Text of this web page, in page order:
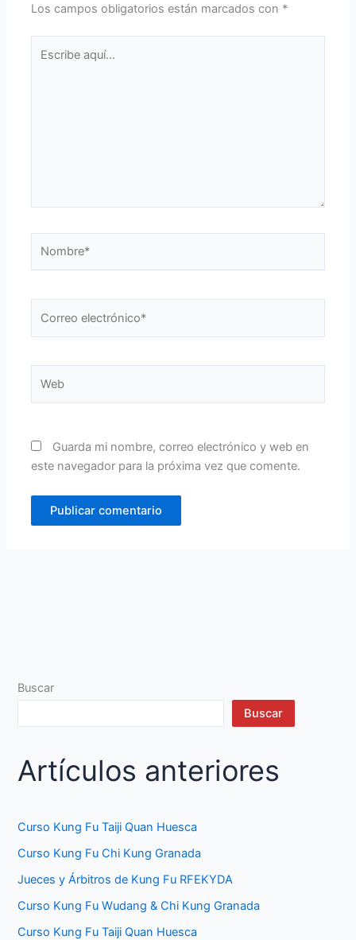
Los campos obligatorios están marcados con *
aquí...
electrónico*
Guarda mi nombre, correo electrónico y web en
este navegador para la próxima vez que comente.
Buscar
Buscar
Artículos anteriores
Curso Kung Fu Taiji Quan Huesca
Curso Kung Fu Chi Kung Granada
Jueces y Árbitros de Kung Fu RFEKYDA
Curso Kung Fu Wudang & Chi Kung Granada
Curso Kung Fu Taiji Quan Huesca